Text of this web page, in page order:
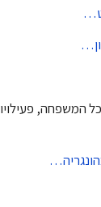
המשפחה,